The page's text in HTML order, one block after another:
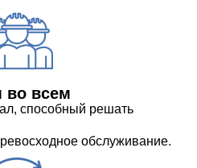
во всем
способный решать
обслуживание.